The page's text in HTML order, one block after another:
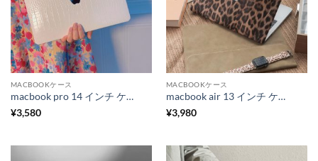
MACBOOKケース
macbook pro 14 インチ ケース おしゃれ クロコダイル柄 macbook air m2 ケース おすすめ macbook ケース 可愛い パソコン 保護 カバー macbook air11 ケース
¥3,580
MACBOOKケース
macbook air 13 インチ ケース おすすめ macbook ケース 可愛い macbook カバー ヒョウ柄 パソコンカバー 可愛い マックブックプロ ケース おすすめ pc ケース おしゃれ 女性
¥3,980